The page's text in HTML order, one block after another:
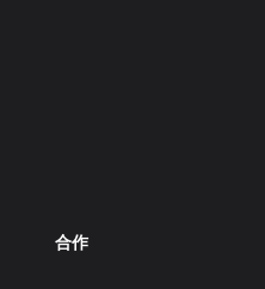
合作